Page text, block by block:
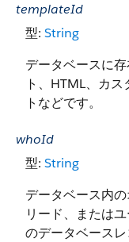
templateId
型: String
データベースに
ト、HTML、カ
トなどです。
whoId
型: String
データベース内
リード、または
のデータベース